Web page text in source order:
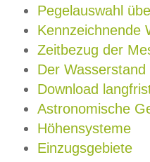
Pegelauswahl
Kennzeichnende
Zeitbezug der
Der Wasserstand
Download
Astronomische
Höhensysteme
Einzugsgebiete